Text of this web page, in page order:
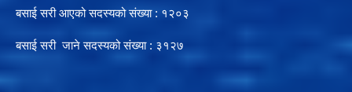
बसाई सरी आएको सदस्यको संख्या : १२०३
बसाई सरी जाने सदस्यको संख्या : ३१२७